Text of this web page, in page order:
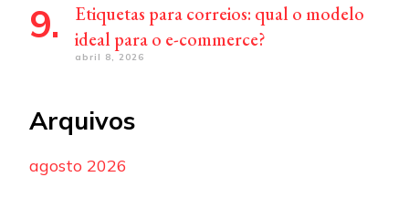
Etiquetas para correios: qual o modelo
ideal para o e-commerce?
abril 8, 2026
Arquivos
agosto 2026